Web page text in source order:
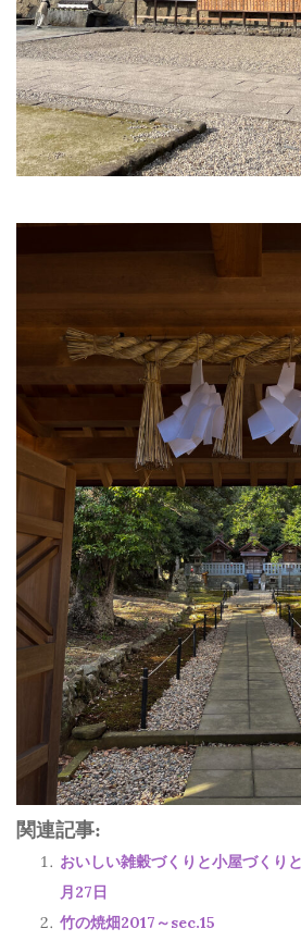
関連記事:
おいしい雑穀づくりと小屋づくり
月27日
竹の焼畑2017～sec.15